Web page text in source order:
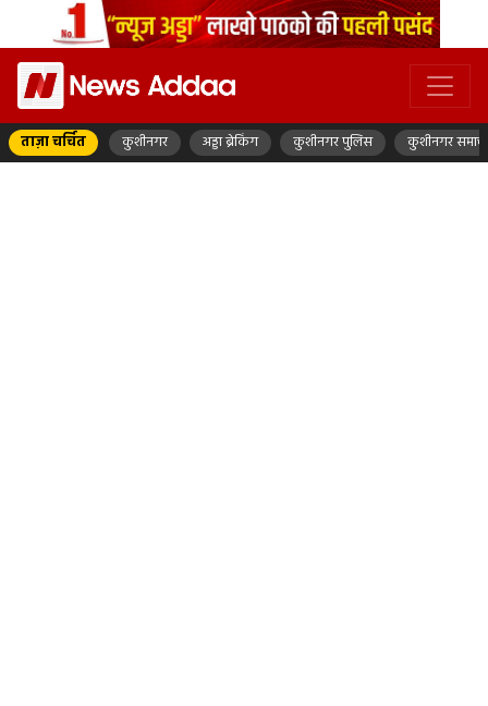
ताज़ा चर्चित कुशीनगर अड्डा ब्रेकिंग कुशीनगर पुलिस कुशीनगर